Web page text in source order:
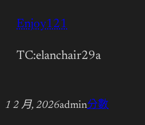
Enjoy121
TC:elanchair29a
1 2 月, 2026admin分數